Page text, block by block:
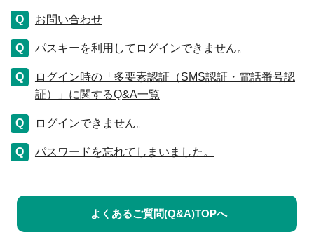
お問い合わせ
パスキーを利用してログインできません。
ログイン時の「多要素認証（SMS認証・電話番号認
証）」に関するQ&A一覧
ログインできません。
パスワードを忘れてしまいました。
よくあるご質問(Q&A)TOPへ